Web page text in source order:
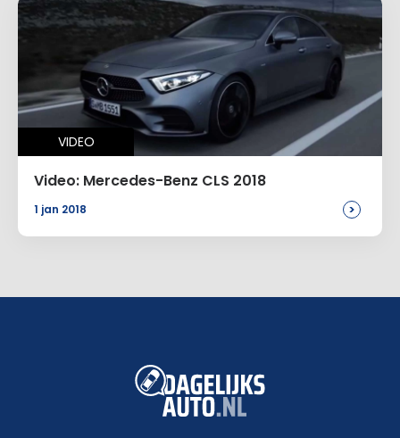
VIDEO
Video: Mercedes-Benz CLS 2018
1 jan 2018 >